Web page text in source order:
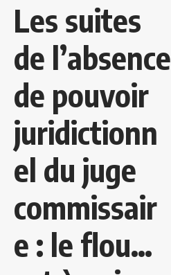
Les suites
de l’absence
de pouvoir
juridictionn
el du juge
commissair
e : le flou…